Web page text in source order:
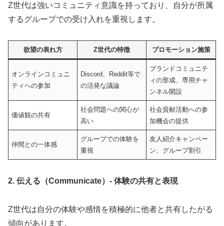
Z世代は強いコミュニティ意識を持っており、自分が所属
するグループでの受け入れを重視します。
欲望の表れ方 Z世代の特徴 プロモーション施策
オンラインコミュニ
ティへの参加
Discord、Reddit等で
の活発な議論
ブランドコミュニテ
ィの形成、専用チャ
ンネル開設
価値観の共有
社会問題への関心が
高い
社会貢献活動への参
加機会の提供
仲間との一体感
グループでの体験を
重視
友人紹介キャンペー
ン、グループ割引
2. 伝える（Communicate）- 体験の共有と表現
Z世代は自分の体験や感情を積極的に他者と共有したがる
傾向があります。